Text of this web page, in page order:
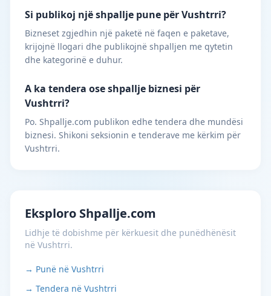
Si publikoj një shpallje pune për Vushtrri?
Bizneset zgjedhin një paketë në faqen e paketave,
krijojnë llogari dhe publikojnë shpalljen me qytetin
dhe kategorinë e duhur.
A ka tendera ose shpallje biznesi për
Vushtrri?
Po. Shpallje.com publikon edhe tendera dhe mundësi
biznesi. Shikoni seksionin e tenderave me kërkim për
Vushtrri.
Eksploro Shpallje.com
Lidhje të dobishme për kërkuesit dhe punëdhënësit
në Vushtrri.
→ Punë në Vushtrri
→ Tendera në Vushtrri